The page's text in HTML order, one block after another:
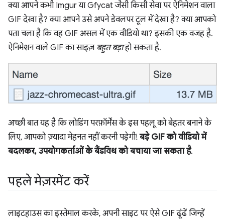
क्या आपने कभी Imgur या Gfycat जैसी किसी सेवा पर ऐनिमेशन वाला
GIF देखा है? क्या आपने उसे अपने डेवलपर टूल में देखा है? क्या आपको
पता चला है कि वह GIF असल में एक वीडियो था? इसकी एक वजह है.
ऐनिमेशन वाले GIF का साइज़ बहुत बड़ाहो सकता है.
अच्छी बात यह है कि लोडिंग परफ़ॉर्मेंस के इस पहलू को बेहतर बनाने के
लिए, आपको ज़्यादा मेहनत नहीं करनी पड़ेगी!बड़े GIF को वीडियो में
बदलकर, उपयोगकर्ताओं के बैंडविथ को बचाया जा सकता है.
पहले मेज़रमेंट करें
लाइटहाउस का इस्तेमाल करके, अपनी साइट पर ऐसे GIF ढूंढें जिन्हें